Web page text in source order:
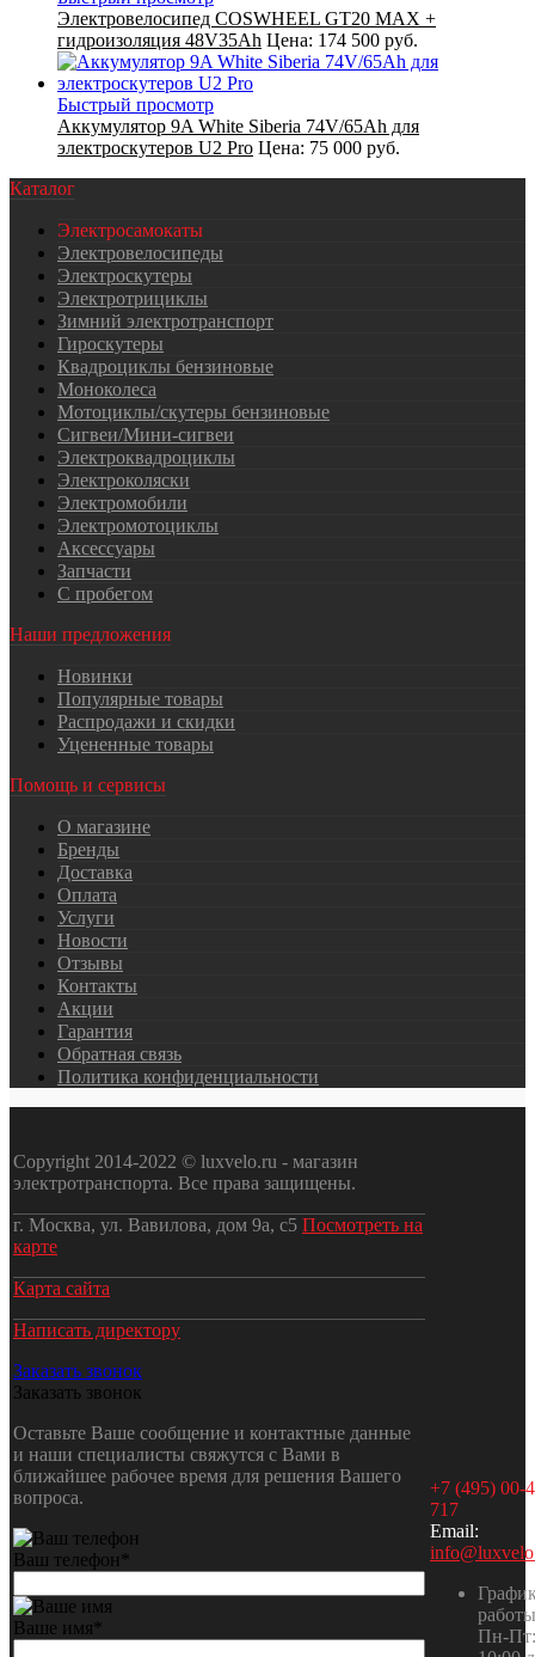
Электровелосипед COSWHEEL GT20 MAX +
гидроизоляция 48V35Ah Цена: 174 500 руб.
Быстрый просмотр
Аккумулятор 9A White Siberia 74V/65Ah для
электроскутеров U2 Pro Цена: 75 000 руб.
Каталог
Электросамокаты
Электровелосипеды
Электроскутеры
Электротрициклы
Зимний электротранспорт
Гироскутеры
Квадроциклы бензиновые
Моноколеса
Мотоциклы/скутеры бензиновые
Сигвеи/Мини-сигвеи
Электроквадроциклы
Электроколяски
Электромобили
Электромотоциклы
Аксессуары
Запчасти
С пробегом
Наши предложения
Новинки
Популярные товары
Распродажи и скидки
Уцененные товары
Помощь и сервисы
О магазине
Бренды
Доставка
Оплата
Услуги
Новости
Отзывы
Контакты
Акции
Гарантия
Обратная связь
Политика конфиденциальности
Copyright 2014-2022 © luxvelo.ru - магазин
электротранспорта. Все права защищены.
г. Москва, ул. Вавилова, дом 9а, с5 Посмотреть на
карте
Карта сайта
Написать директору
Заказать звонок
Заказать звонок
Оставьте Ваше сообщение и контактные данные
и наши специалисты свяжутся с Вами в
ближайшее рабочее время для решения Вашего
вопроса.
Ваш телефон *
Ваше имя*
+7 (495) 00-
717
Email:
работы
Пн-